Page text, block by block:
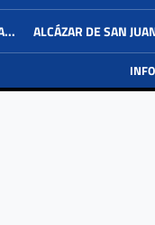
ALCÁZAR DE SAN